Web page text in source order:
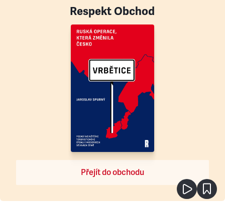
Respekt Obchod
Přejít do obchodu